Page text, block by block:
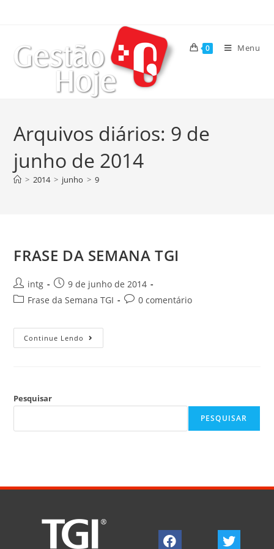
0 Menu
Arquivos diários: 9 de
junho de 2014
> 2014 > junho > 9
FRASE DA SEMANA TGI
intg
9 de junho de 2014
Frase da Semana TGI
0 comentário
Continue Lendo
Pesquisar
PESQUISAR